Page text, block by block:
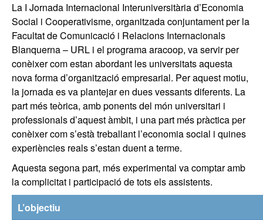
La I Jornada Internacional Interuniversitària d’Economia
Social i Cooperativisme, organitzada conjuntament per la
Facultat de Comunicació i Relacions Internacionals
Blanquerna – URL i el programa aracoop, va servir per
conèixer com estan abordant les universitats aquesta
nova forma d’organització empresarial. Per aquest motiu,
la jornada es va plantejar en dues vessants diferents. La
part més teòrica, amb ponents del món universitari i
professionals d’aquest àmbit, i una part més pràctica per
conèixer com s’està treballant l’economia social i quines
experiències reals s’estan duent a terme.
Aquesta segona part, més experimental va comptar amb
la complicitat i participació de tots els assistents.
L’objectiu